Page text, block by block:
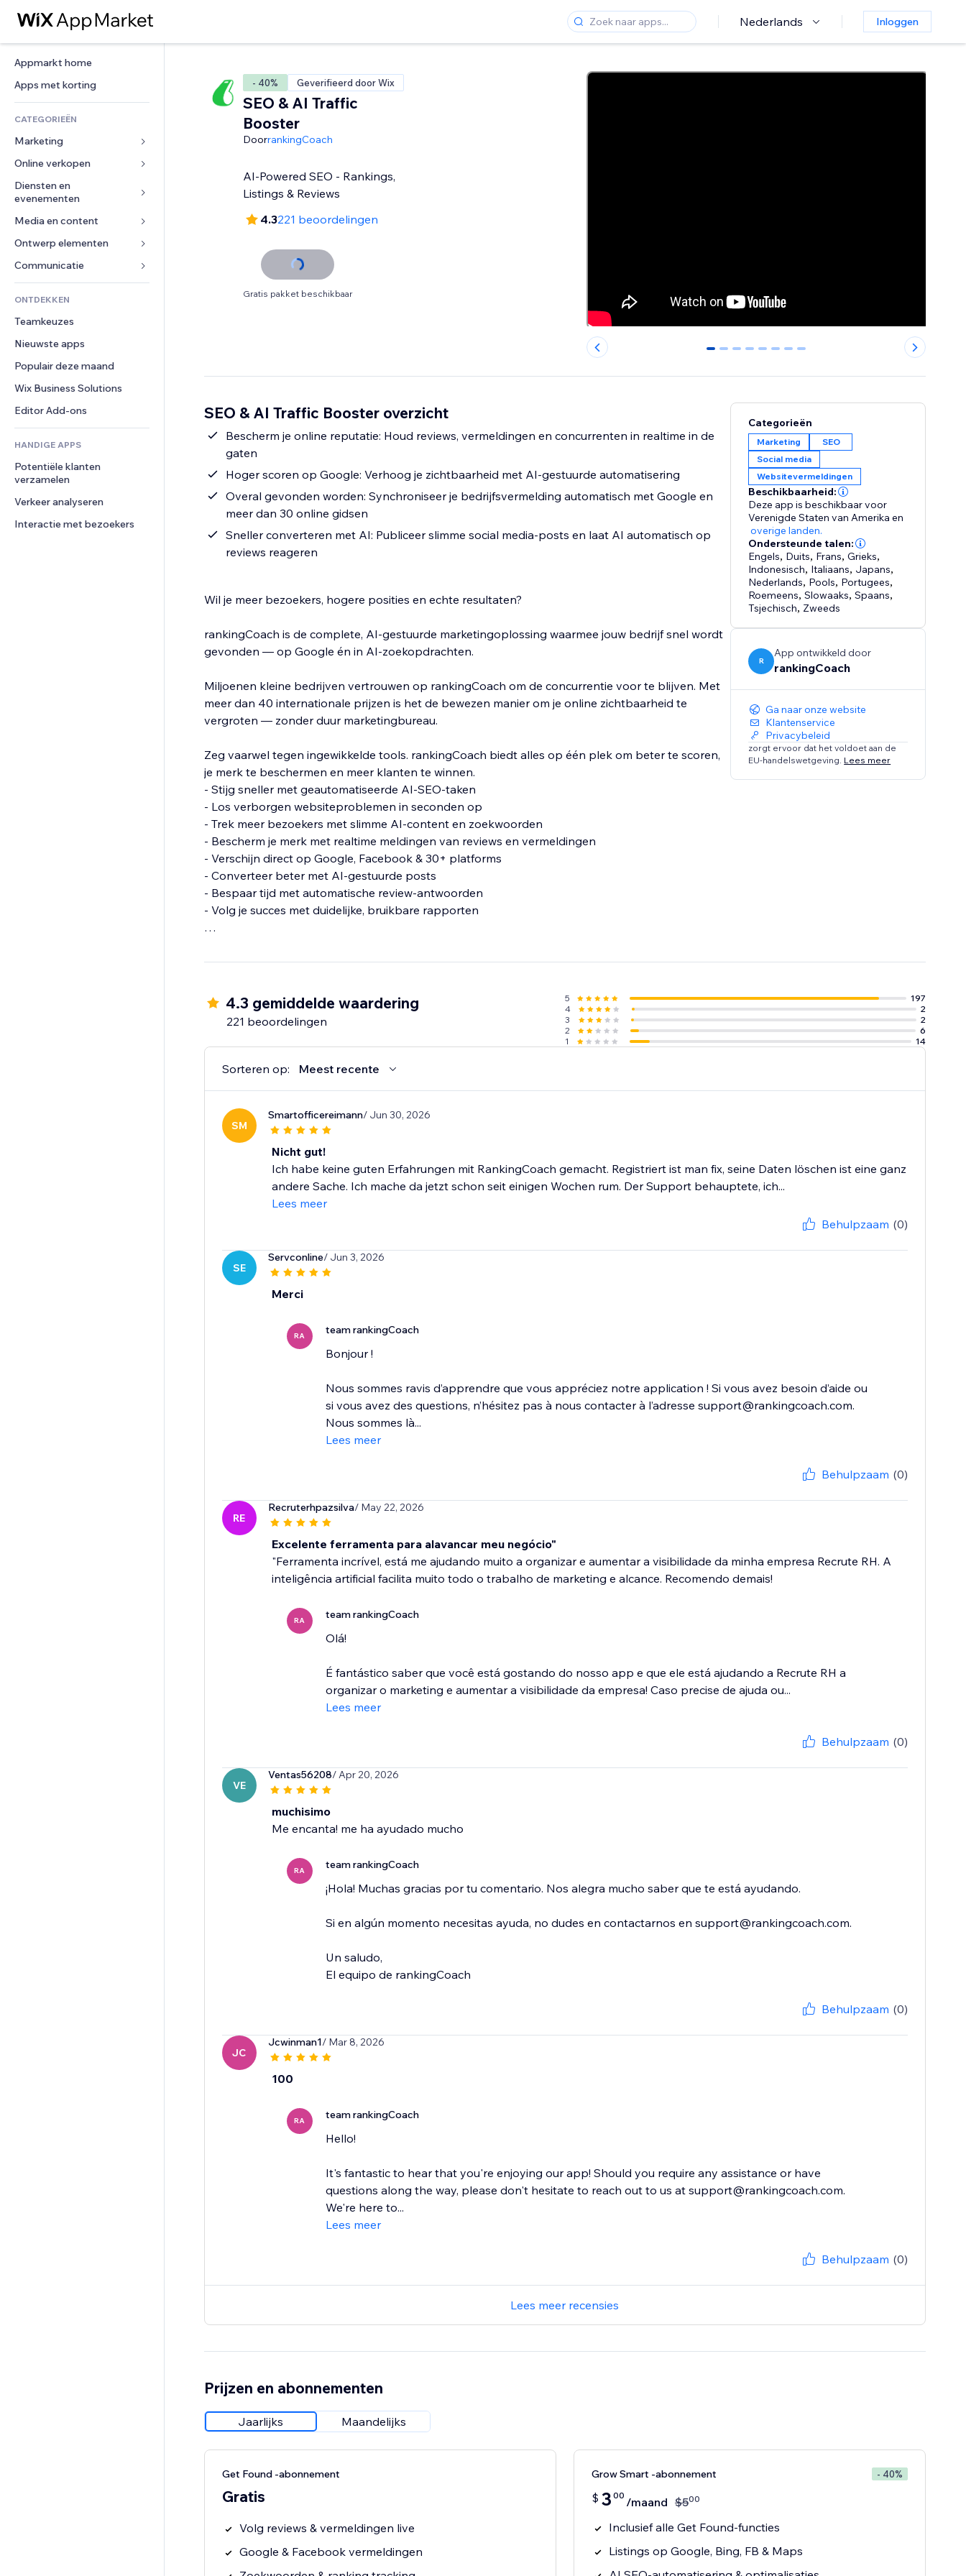
Nederlands Inloggen
Appmarkt home
Apps met korting
CATEGORIEËN
Marketing
Advertenties
Mobiel
Analytics
Social media
SEO
Betrokkenheid
Websitevermeldingen
E-mail
Conversie
Online verkopen
Apps voor webshops
Verzending en levering
Verkoopknoppen
Online cursussen
Print on demand
Boekhouding
Coupons en loyaliteit
Opslagoplossingen
Dropshipping
Prijzen en abonnementen
Crowdfunding
Eten en drinken
Diensten en
evenementen
Hotels
Evenementen
Restaurants
Vastgoed
Boekingen
Media en content
Galerij
Muziek
Podcasts
Fotografie
Video
PDF
Bestanden delen
Nieuws
Ontwerp elementen
Kaarten en navigatie
Privacy en beveiliging
Ontime
Pagina templates
Afbeeldingseffecten
Knoppen en menu's
Banners en badges
Rekenmachines
Zoeken
Weer
Grafieken en tabellen
Formulieren
Enquêtes
Chat
Opmerkingen
Telefoonnummer
Community
Beoordelingen en testimonials
CRM
ONTDEKKEN
Teamkeuzes
Nieuwste apps
Populair deze maand
Wix Business Solutions
Editor Add-ons
HANDIGE APPS
Potentiële klanten
verzamelen
Verkeer analyseren
Interactie met bezoekers
- 40% Geverifieerd door Wix
SEO & AI Traffic
Booster
DoorrankingCoach
AI-Powered SEO - Rankings,
Listings & Reviews
4.3221 beoordelingen
Gratis pakket beschikbaar
0 1 2 3 4 5 6 7
SEO & AI Traffic Booster overzicht
Bescherm je online reputatie: Houd reviews, vermeldingen en concurrenten in realtime in de
gaten
Hoger scoren op Google: Verhoog je zichtbaarheid met AI-gestuurde automatisering
Overal gevonden worden: Synchroniseer je bedrijfsvermelding automatisch met Google en
meer dan 30 online gidsen
Sneller converteren met AI: Publiceer slimme social media-posts en laat AI automatisch op
reviews reageren
Wil je meer bezoekers, hogere posities en echte resultaten?
rankingCoach is de complete, AI-gestuurde marketingoplossing waarmee jouw bedrijf snel wordt
gevonden — op Google én in AI-zoekopdrachten.
Miljoenen kleine bedrijven vertrouwen op rankingCoach om de concurrentie voor te blijven. Met
meer dan 40 internationale prijzen is het de bewezen manier om je online zichtbaarheid te
vergroten — zonder duur marketingbureau.
Zeg vaarwel tegen ingewikkelde tools. rankingCoach biedt alles op één plek om beter te scoren,
je merk te beschermen en meer klanten te winnen.
- Stijg sneller met geautomatiseerde AI-SEO-taken
- Los verborgen websiteproblemen in seconden op
- Trek meer bezoekers met slimme AI-content en zoekwoorden
- Bescherm je merk met realtime meldingen van reviews en vermeldingen
- Verschijn direct op Google, Facebook & 30+ platforms
- Converteer beter met AI-gestuurde posts
- Bespaar tijd met automatische review-antwoorden
- Volg je succes met duidelijke, bruikbare rapporten
Categorieën
Marketing
SEO
Social media
Websitevermeldingen
Beschikbaarheid:
Deze app is beschikbaar voor
Verenigde Staten van Amerika en
overige landen.
Ondersteunde talen:
Engels, Duits, Frans,Grieks,
Indonesisch, Italiaans, Japans,
Nederlands, Pools, Portugees,
Roemeens,Slowaaks,Spaans,
Tsjechisch, Zweeds
R
App ontwikkeld door
rankingCoach
Ga naar onze website
Klantenservice
Privacybeleid
zorgt ervoor dat het voldoet aan de
EU-handelswetgeving. Lees meer
4.3 gemiddelde waardering
221 beoordelingen
5
197
4
2
3
2
2
6
1
14
Sorteren op: Meest recente
SM
Smartofficereimann/ Jun 30, 2026
Nicht gut!
Ich habe keine guten Erfahrungen mit RankingCoach gemacht. Registriert ist man fix, seine Daten löschen ist eine ganz
andere Sache. Ich mache da jetzt schon seit einigen Wochen rum. Der Support behauptete, ich...
Lees meer
Behulpzaam (0)
SE
Servconline/ Jun 3, 2026
Merci
RA team rankingCoach
Bonjour !
Nous sommes ravis d’apprendre que vous appréciez notre application ! Si vous avez besoin d’aide ou
si vous avez des questions, n’hésitez pas à nous contacter à l’adresse support@rankingcoach.com.
Nous sommes là...
Lees meer
Behulpzaam (0)
RE
Recruterhpazsilva/ May 22, 2026
Excelente ferramenta para alavancar meu negócio"
"Ferramenta incrível, está me ajudando muito a organizar e aumentar a visibilidade da minha empresa Recrute RH. A
inteligência artificial facilita muito todo o trabalho de marketing e alcance. Recomendo demais!
RA team rankingCoach
Olá!
É fantástico saber que você está gostando do nosso app e que ele está ajudando a Recrute RH a
organizar o marketing e aumentar a visibilidade da empresa! Caso precise de ajuda ou...
Lees meer
Behulpzaam (0)
VE
Ventas56208/ Apr 20, 2026
muchisimo
Me encanta! me ha ayudado mucho
RA team rankingCoach
¡Hola! Muchas gracias por tu comentario. Nos alegra mucho saber que te está ayudando.
Si en algún momento necesitas ayuda, no dudes en contactarnos en support@rankingcoach.com.
Un saludo,
El equipo de rankingCoach
Behulpzaam (0)
JC
Jcwinman1/ Mar 8, 2026
100
RA team rankingCoach
Hello!
It's fantastic to hear that you're enjoying our app! Should you require any assistance or have
questions along the way, please don't hesitate to reach out to us at support@rankingcoach.com.
We're here to...
Lees meer
Behulpzaam (0)
Lees meer recensies
Prijzen en abonnementen
Jaarlijks Maandelijks
Get Found -abonnement
Gratis
Volg reviews & vermeldingen live
Google & Facebook vermeldingen
Grow Smart -abonnement - 40%
$ 3 00 /maand $500
Inclusief alle Get Found-functies
Listings op Google, Bing, FB & Maps